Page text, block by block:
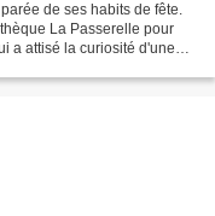
de ses habits de fête.
La Passerelle pour
a attisé la curiosité d'une